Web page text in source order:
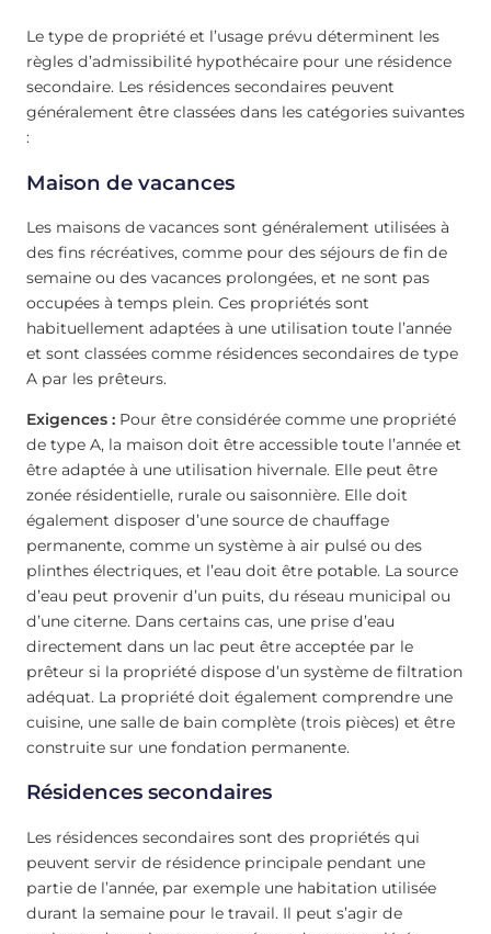
Le type de propriété et l’usage prévu déterminent les
règles d’admissibilité hypothécaire pour une résidence
secondaire. Les résidences secondaires peuvent
généralement être classées dans les catégories suivantes
:
Maison de vacances
Les maisons de vacances sont généralement utilisées à
des fins récréatives, comme pour des séjours de fin de
semaine ou des vacances prolongées, et ne sont pas
occupées à temps plein. Ces propriétés sont
habituellement adaptées à une utilisation toute l’année
et sont classées comme résidences secondaires de type
A par les prêteurs.
Exigences : Pour être considérée comme une propriété
de type A, la maison doit être accessible toute l’année et
être adaptée à une utilisation hivernale. Elle peut être
zonée résidentielle, rurale ou saisonnière. Elle doit
également disposer d’une source de chauffage
permanente, comme un système à air pulsé ou des
plinthes électriques, et l’eau doit être potable. La source
d’eau peut provenir d’un puits, du réseau municipal ou
d’une citerne. Dans certains cas, une prise d’eau
directement dans un lac peut être acceptée par le
prêteur si la propriété dispose d’un système de filtration
adéquat. La propriété doit également comprendre une
cuisine, une salle de bain complète (trois pièces) et être
construite sur une fondation permanente.
Résidences secondaires
Les résidences secondaires sont des propriétés qui
peuvent servir de résidence principale pendant une
partie de l’année, par exemple une habitation utilisée
durant la semaine pour le travail. Il peut s’agir de